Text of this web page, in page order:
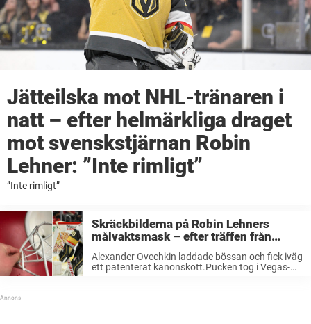
Jätteilska mot NHL-tränaren i
natt – efter helmärkliga draget
mot svenskstjärnan Robin
Lehner: ”Inte rimligt”
”Inte rimligt”
Skräckbilderna på Robin Lehners
målvaktsmask – efter träffen från
Alexander Ovechkin laddade bössan och fick iväg
ett patenterat kanonskott.Pucken tog i Vegas-